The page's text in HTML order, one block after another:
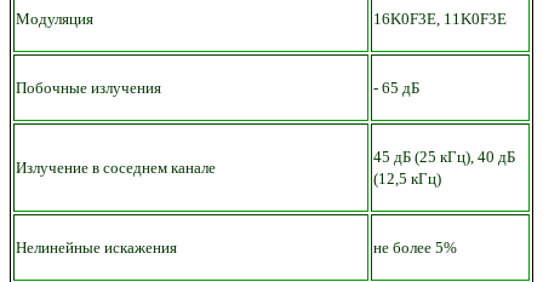
Модуляция 16K0F3E, 11K0F3E
Побочные излучения - 65 дБ
Излучение в соседнем канале
45 дБ (25 кГц), 40 дБ
(12,5 кГц)
Нелинейные искажения не более 5%